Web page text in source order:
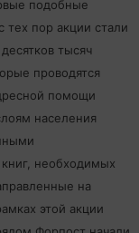
подобные
тех пор акции стали
тысяч
проводятся
помощи
населения
необходимых
на
этой акции